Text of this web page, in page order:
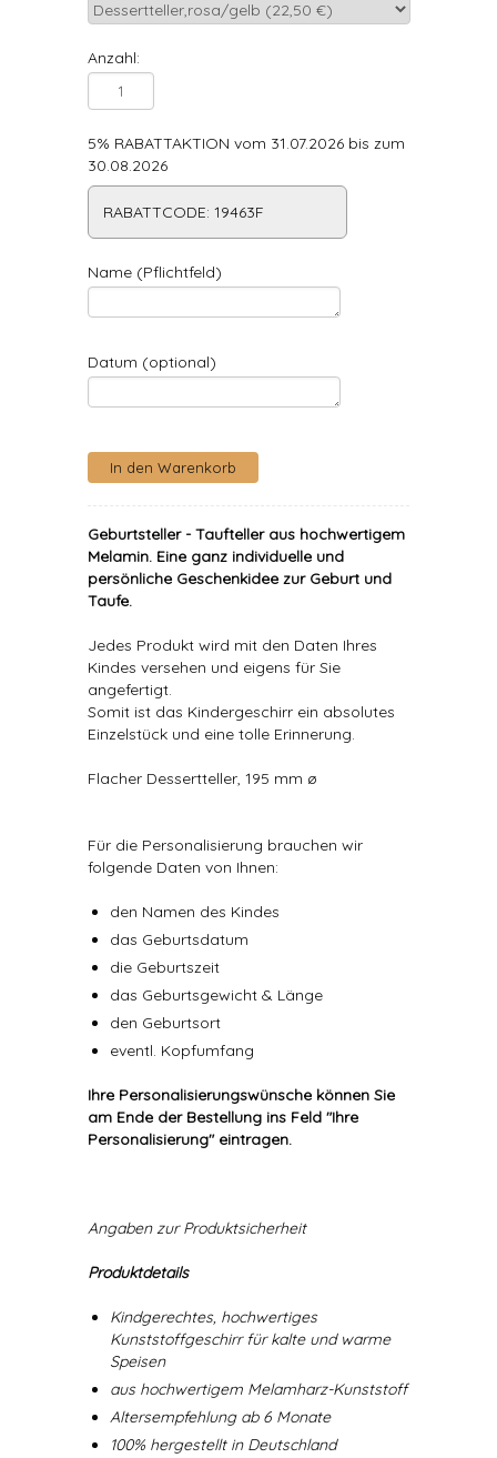
Anzahl:
5% RABATTAKTION vom 31.07.2026 bis zum
30.08.2026
RABATTCODE: 19463F
Name (Pflichtfeld)
Datum (optional)
Geburtsteller - Taufteller aus hochwertigem
Melamin. Eine ganz individuelle und
persönliche Geschenkidee zur Geburt und
Taufe.
Jedes Produkt wird mit den Daten Ihres
Kindes versehen und eigens für Sie
angefertigt.
Somit ist das Kindergeschirr ein absolutes
Einzelstück und eine tolle Erinnerung.
Flacher Dessertteller, 195 mm ø
Für die Personalisierung brauchen wir
folgende Daten von Ihnen:
den Namen des Kindes
das Geburtsdatum
die Geburtszeit
das Geburtsgewicht & Länge
den Geburtsort
eventl. Kopfumfang
Ihre Personalisierungswünsche können Sie
am Ende der Bestellung ins Feld "Ihre
Personalisierung" eintragen.
Angaben zur Produktsicherheit
Produktdetails
Kindgerechtes, hochwertiges
Kunststoffgeschirr für kalte und warme
Speisen
aus hochwertigem Melamharz-Kunststoff
Altersempfehlung ab 6 Monate
100% hergestellt in Deutschland